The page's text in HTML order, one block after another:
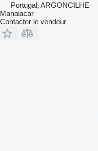
Portugal, ARGONCILHE
Manaiacar
Contacter le vendeur